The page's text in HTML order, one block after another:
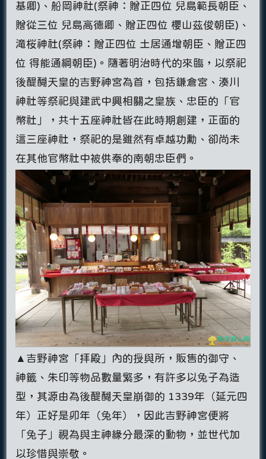
基卿)、船岡神社(祭神：贈正四位 兒島範長朝臣、
贈從三位 兒島高德卿、贈正四位 櫻山茲俊朝臣)、
滝桜神社(祭神：贈正四位 土居通增朝臣、贈正四
位 得能通綱朝臣)。隨著明治時代的來臨，以祭祀
後醍醐天皇的吉野神宮為首，包括鎌倉宮、湊川
神社等祭祀與建武中興相關之皇族、忠臣的「官
幣社」，共十五座神社皆在此時期創建，正面的
這三座神社，祭祀的是雖然有卓越功勳、卻尚未
在其他官幣社中被供奉的南朝忠臣們。
▲吉野神宮「拝殿」內的授與所，販售的御守、
神籤、朱印等物品數量繁多，有許多以兔子為造
型，其源由為後醍醐天皇崩御的 1339年（延元四
年）正好是卯年（兔年），因此吉野神宮便將
「兔子」視為與主神緣分最深的動物，並世代加
以珍惜與崇敬。